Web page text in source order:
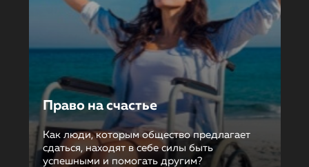
Право на счастье
Как люди, которым общество предлагает
сдаться, находят в себе силы быть
успешными и помогать другим?